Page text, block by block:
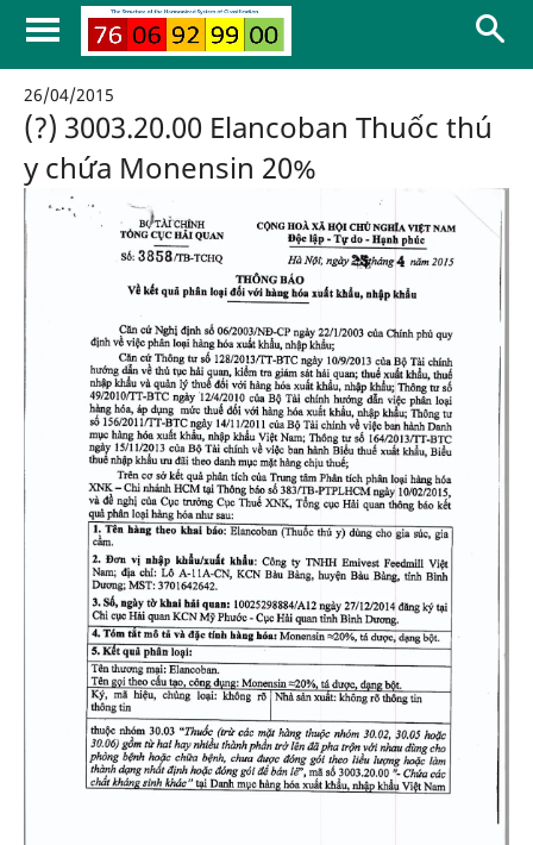
26/04/2015
(?) 3003.20.00 Elancoban Thuốc thú
y chứa Monensin 20%